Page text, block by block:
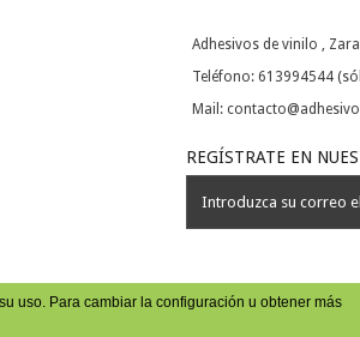
Adhesivos de vinilo ,
Teléfono: 613994544
Mail:
uso. Para cambiar la configuración u obtener más
REGÍSTRATE EN